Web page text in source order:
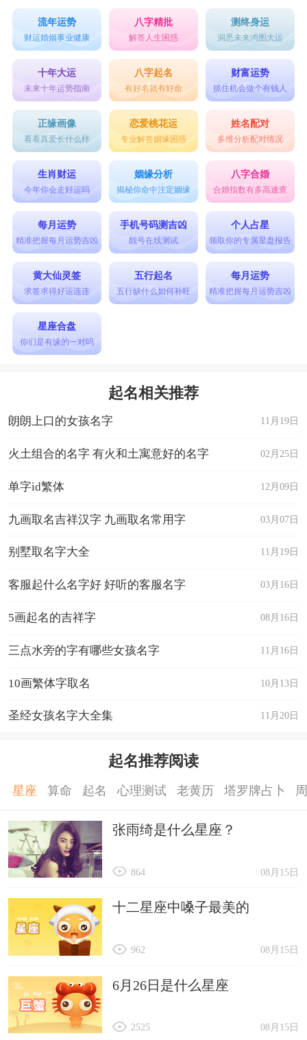
流年运势
财运婚姻事业健康
八字精批
解答人生困惑
测终身运
洞悉未来鸿图大运
十年大运
未来十年运势指南
八字起名
有好名就有好命
财富运势
抓住机会做个有钱人
正缘画像
看看真爱长什么样
恋爱桃花运
专业解答姻缘困惑
姓名配对
多维分析配对情况
生肖财运
今年你会走好运吗
姻缘分析
揭秘你命中注定姻缘
八字合婚
合婚指数有多高速查
每月运势
精准把握每月运势吉凶
手机号码测吉凶
靓号在线测试
个人占星
领取你的专属星盘报告
黄大仙灵签
求签求得好运连连
五行起名
五行缺什么如何补旺
每月运势
精准把握每月运势吉凶
星座合盘
你们是有缘的一对吗
起名相关推荐
11月19日
朗朗上口的女孩名字
02月25日
火土组合的名字 有火和土寓意好的名字
12月09日
单字id繁体
03月07日
九画取名吉祥汉字 九画取名常用字
11月19日
别墅取名字大全
03月16日
客服起什么名字好 好听的客服名字
08月16日
5画起名的吉祥字
11月16日
三点水旁的字有哪些女孩名字
10月13日
10画繁体字取名
11月20日
圣经女孩名字大全集
起名推荐阅读
星座 算命 起名 心理测试 老黄历 塔罗牌占卜
张雨绮是什么星座？
08月15日
864
十二星座中嗓子最美的
08月15日
962
6月26日是什么星座
08月15日
2525